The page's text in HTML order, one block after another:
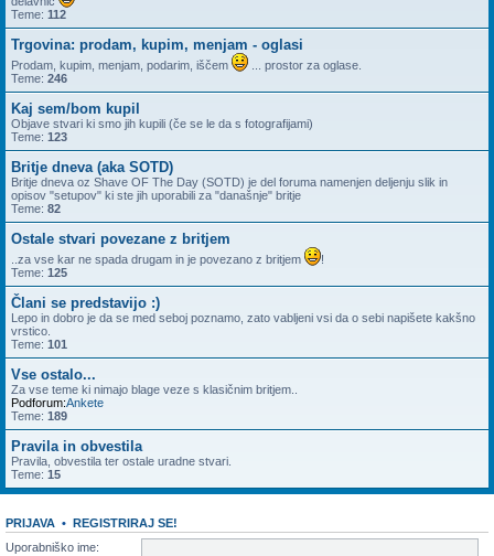
Teme: 112
Trgovina: prodam, kupim, menjam - oglasi
Prodam, kupim, menjam, podarim, iščem
... prostor za oglase.
Teme: 246
Kaj sem/bom kupil
Objave stvari ki smo jih kupili (če se le da s fotografijami)
Teme: 123
Britje dneva (aka SOTD)
Britje dneva oz Shave OF The Day (SOTD) je del foruma namenjen deljenju slik in
opisov "setupov" ki ste jih uporabili za "današnje" britje
Teme: 82
Ostale stvari povezane z britjem
..za vse kar ne spada drugam in je povezano z britjem
!
Teme: 125
Člani se predstavijo :)
Lepo in dobro je da se med seboj poznamo, zato vabljeni vsi da o sebi napišete kakšno
vrstico.
Teme: 101
Vse ostalo...
Za vse teme ki nimajo blage veze s klasičnim britjem..
Podforum:Ankete
Teme: 189
Pravila in obvestila
Pravila, obvestila ter ostale uradne stvari.
Teme: 15
PRIJAVA • REGISTRIRAJ SE!
Uporabniško ime: